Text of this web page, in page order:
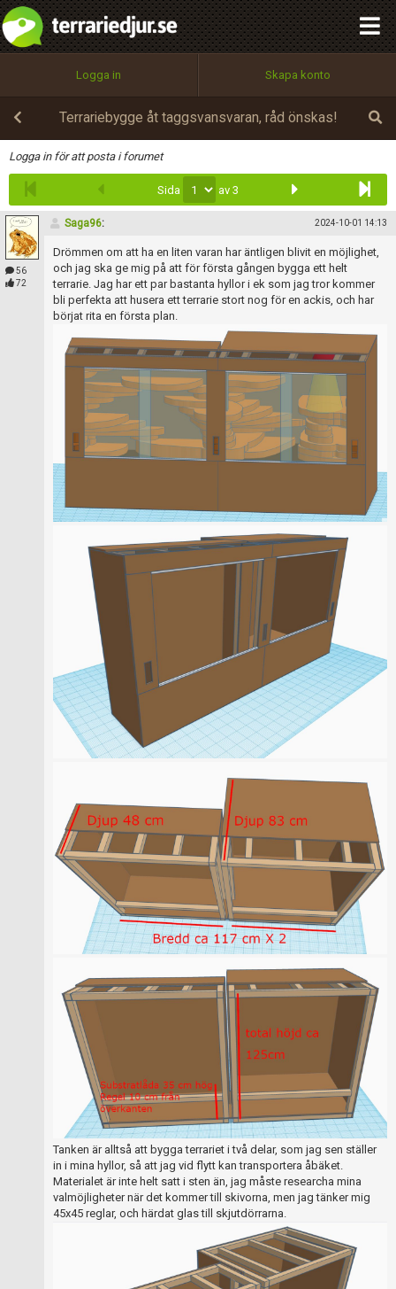
Logga in Skapa konto
Terrariebygge åt taggsvansvaran, råd önskas!
Logga in för att posta i forumet
Sida av 3
56
72
Saga96: 2024-10-01 14:13
Drömmen om att ha en liten varan har äntligen blivit en möjlighet,
och jag ska ge mig på att för första gången bygga ett helt
terrarie. Jag har ett par bastanta hyllor i ek som jag tror kommer
bli perfekta att husera ett terrarie stort nog för en ackis, och har
börjat rita en första plan.
Tanken är alltså att bygga terrariet i två delar, som jag sen ställer
in i mina hyllor, så att jag vid flytt kan transportera åbäket.
Materialet är inte helt satt i sten än, jag måste researcha mina
valmöjligheter när det kommer till skivorna, men jag tänker mig
45x45 reglar, och härdat glas till skjutdörrarna.
Infoga
Utför
100%
OK
integritetspolicy
Namn:
Epost:
Användarnamn:
Lösenord:
Privacy Policy
Terms of Service
Skapa konto
Begär nytt lösenord
Tillbaka till förstasidan